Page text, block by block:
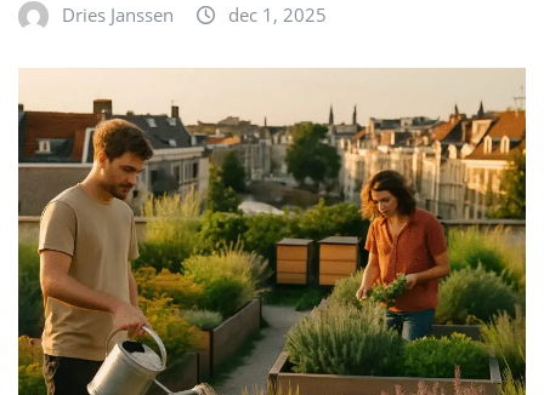
Dries Janssen dec 1, 2025